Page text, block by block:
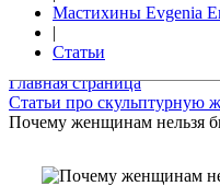
Мастихины Evgenia
|
Статьи
было
Главная страница
Статьи про скульптурную
Почему женщинам нельзя